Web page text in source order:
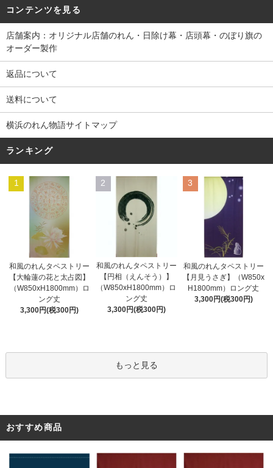
コンテンツを見る
店舗案内：オリジナル店舗のれん・日除け幕・店頭幕・のぼり旗の
オーダー製作
返品について
送料について
横浜のれん物語サイトマップ
ランキング
1
和風のれんタペストリー
【大輪蓮の花と太占図】
（W850xH1800mm）ロ
ング丈
3,300円(税300円)
2
和風のれんタペストリー
【円相（えんそう）】
（W850xH1800mm）ロ
ング丈
3,300円(税300円)
3
和風のれんタペストリー
【月見うさぎ】（W850x
H1800mm）ロング丈
3,300円(税300円)
もっと見る
おすすめ商品